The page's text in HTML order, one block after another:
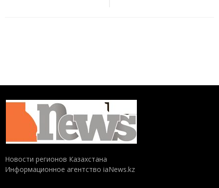
Новости регионов Казахстана
Информационное агентство iaNews.kz